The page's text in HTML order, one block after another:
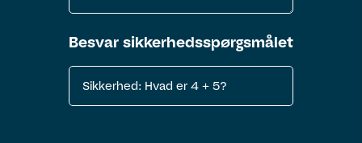
Sikkerhed
Besvar sikkerhedsspørgsmålet